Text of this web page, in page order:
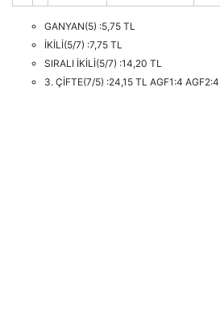
GANYAN(5) :5,75 TL
İKİLİ(5/7) :7,75 TL
SIRALI İKİLİ(5/7) :14,20 TL
3. ÇİFTE(7/5) :24,15 TL AGF1:4